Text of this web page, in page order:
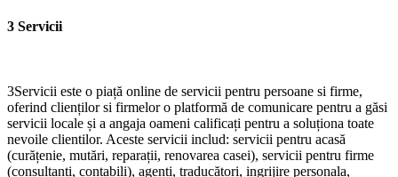
3 Servicii
3Servicii este o piață online de servicii pentru persoane si firme,
oferind clienților si firmelor o platformă de comunicare pentru a găsi
servicii locale și a angaja oameni calificați pentru a soluționa toate
nevoile clientilor. Aceste servicii includ: servicii pentru acasă
(curățenie, mutări, reparații, renovarea casei), servicii pentru firme
(consultanți, contabili), agenți, traducători, ingrijire personala,